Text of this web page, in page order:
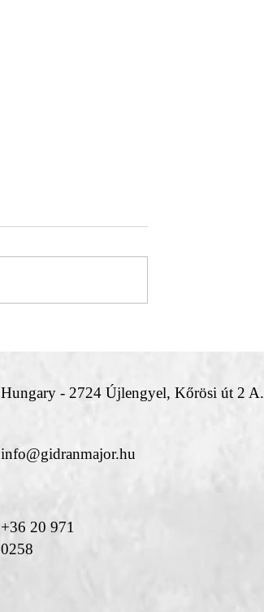
Hungary - 2724 Újlengyel, Kőrösi út 2 A.
info@gidranmajor.hu
+36 20 971
0258